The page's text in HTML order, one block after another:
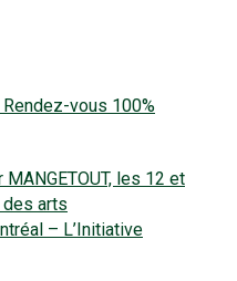
vous 100%
les 12 et
arts
– L’Initiative